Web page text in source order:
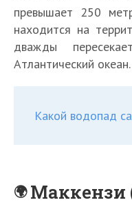
превышает 250
находится на
дважды
Атлантический океан.
Какой водопад
Маккензи